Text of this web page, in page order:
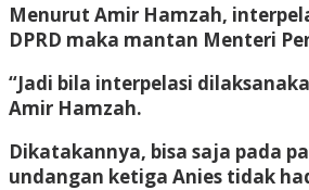
Menurut Amir Hamzah,
DPRD maka mantan Menteri
“Jadi bila interpelasi
Amir Hamzah.
Dikatakannya, bisa saja pada
undangan ketiga Anies tidak